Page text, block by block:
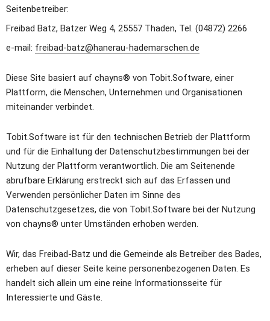
Seitenbetreiber:
Freibad Batz, Batzer Weg 4, 25557 Thaden, Tel. (04872) 2266
e-mail: freibad-batz@hanerau-hademarschen.de
Diese Site basiert auf chayns® von Tobit.Software, einer
Plattform, die Menschen, Unternehmen und Organisationen
miteinander verbindet.
Tobit.Software ist für den technischen Betrieb der Plattform
und für die Einhaltung der Datenschutzbestimmungen bei der
Nutzung der Plattform verantwortlich. Die am Seitenende
abrufbare Erklärung erstreckt sich auf das Erfassen und
Verwenden persönlicher Daten im Sinne des
Datenschutzgesetzes, die von Tobit.Software bei der Nutzung
von chayns® unter Umständen erhoben werden.
Wir, das Freibad-Batz und die Gemeinde als Betreiber des Bades,
erheben auf dieser Seite keine personenbezogenen Daten. Es
handelt sich allein um eine reine Informationsseite für
Interessierte und Gäste.